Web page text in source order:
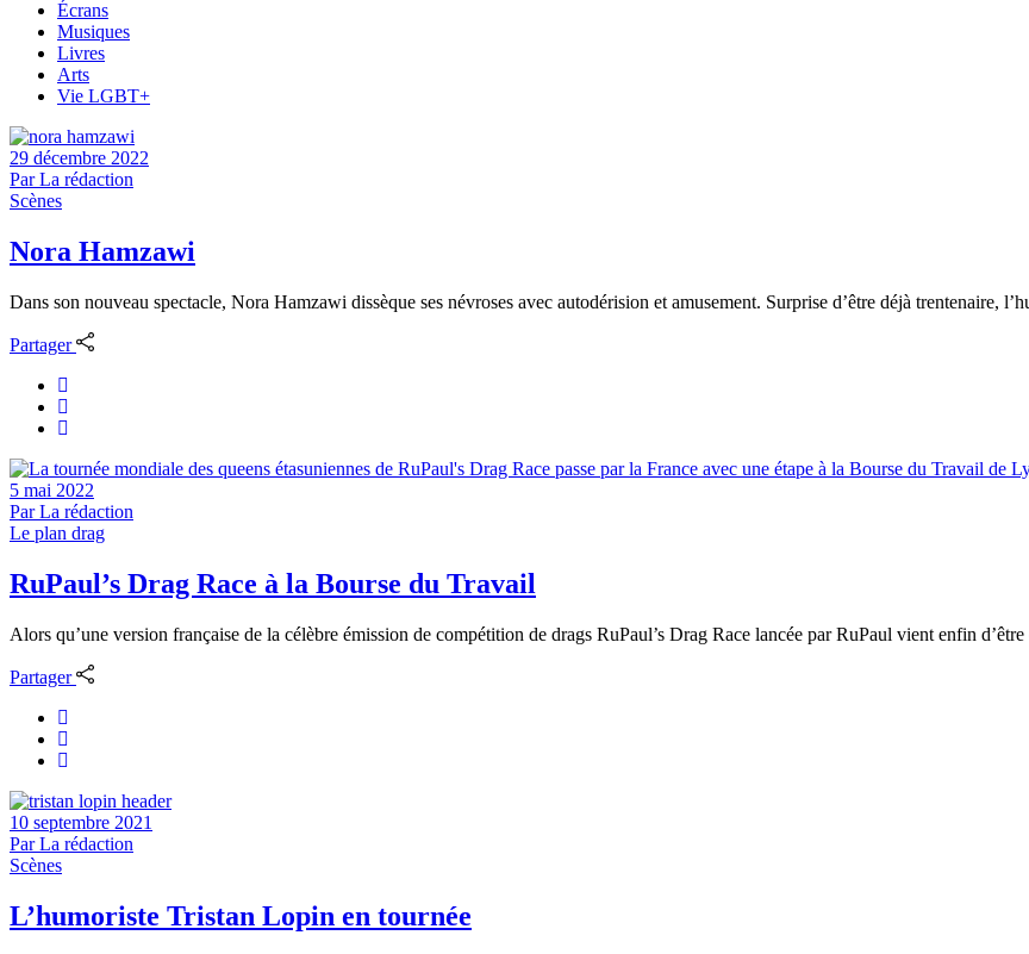
Écrans
Musiques
Livres
Arts
Vie LGBT+
29 décembre 2022
ParLa rédaction
Scènes
Nora Hamzawi
Dans son nouveau spectacle, Nora Hamzawi dissèque ses névroses avec autodérision et amusement. Surprise d’être déjà trentenaire,
Partager
5 mai 2022
ParLa rédaction
Le plan drag
RuPaul’s Drag Race à la Bourse du Travail
Alors qu’une version française de la célèbre émission de compétition de drags RuPaul’s Drag Race lancée par RuPaul vient enfin
Partager
10 septembre 2021
ParLa rédaction
Scènes
L’humoriste Tristan Lopin en tournée